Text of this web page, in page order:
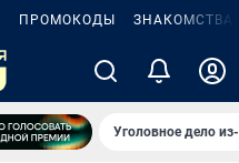
ПРОМОКОДЫ ЗНАКОМСТВА
Уголовное дело